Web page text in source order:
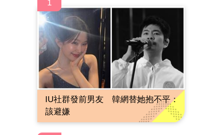
1
IU社群發前男友 韓網替她抱不平：
該避嫌